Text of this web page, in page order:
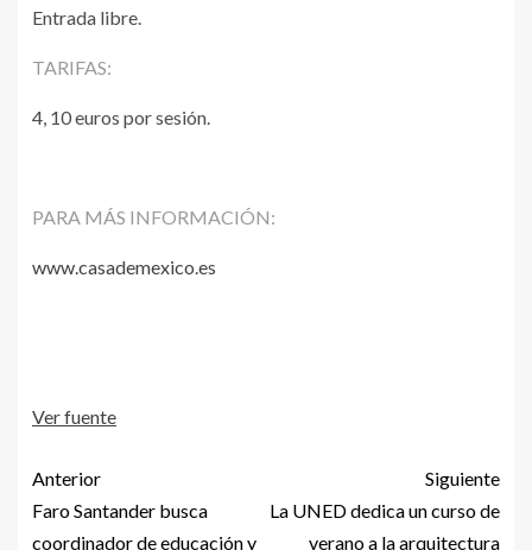
Entrada libre.
TARIFAS:
4, 10 euros por sesión.
PARA MÁS INFORMACIÓN:
www.casademexico.es
Ver fuente
Anterior
Faro Santander busca
coordinador de educación y
Siguiente
La UNED dedica un curso de
verano a la arquitectura